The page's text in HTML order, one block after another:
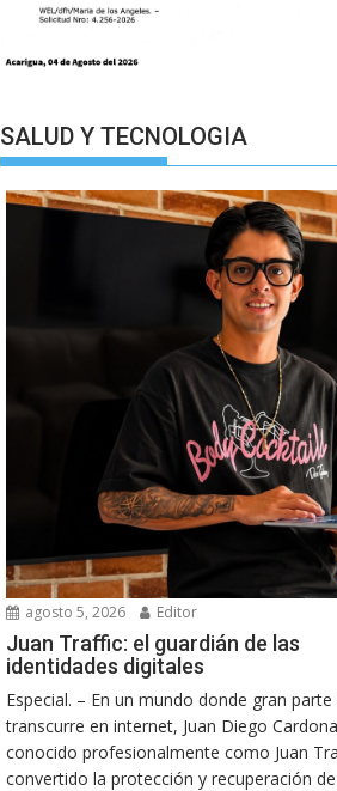
SALUD Y TECNOLOGIA
agosto 5, 2026 Editor
Juan Traffic: el guardián de las
identidades digitales
Especial. – En un mundo donde gran parte
transcurre en internet, Juan Diego
conocido profesionalmente como Juan
convertido la protección y recuperación de